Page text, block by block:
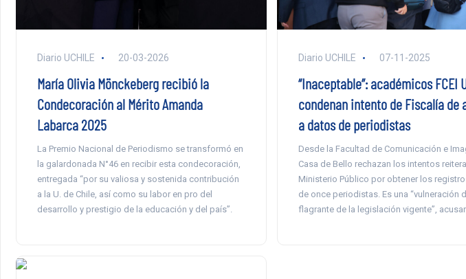
Diario UCHILE 20-03-2026
María Olivia Mönckeberg recibió la
Condecoración al Mérito Amanda
Labarca 2025
La Premio Nacional de Periodismo se transformó en
la galardonada N°46 en recibir esta condecoración,
entregada “por su valiosa y sostenida contribución
a la U. de Chile, así como su labor en pro del
desarrollo y prestigio de la educación y del país”.
Diario UCHILE 07-11-2025
“Inaceptable”: académicos FCEI
condenan intento de Fiscalía de
a datos de periodistas
Desde la Facultad de Comunicación e
Casa de Bello rechazan los intentos
Ministerio Público por obtener los
de once periodistas. Es una “vulneración
flagrante de la legislación vigente”,